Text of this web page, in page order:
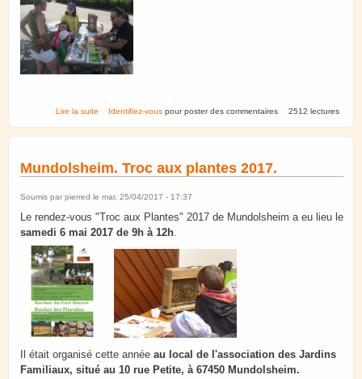
Lire la suite de Fête des NAP. Juin 2017 à Mundolsheim.
Identifiez-vous pour poster des commentaires 2512 lectures
Mundolsheim. Troc aux plantes 2017.
Soumis par pierred le mar, 25/04/2017 - 17:37
Le rendez-vous "Troc aux Plantes" 2017 de Mundolsheim a eu lieu le
samedi 6 mai 2017 de 9h à 12h
Il était organisé cette année au local de l'association des Jardins
Familiaux, situé au 10 rue Petite, à 67450 Mundolsheim.